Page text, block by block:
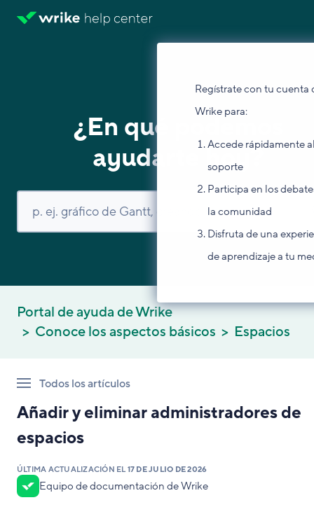
Regístrate con tu cuenta
Wrike para:
Accede rápidamente
soporte
Participa en los
la comunidad
Disfruta de una
de aprendizaje a tu
¿En qué podemos
ayudarte hoy?
Portal de ayuda de Wrike
Conoce los aspectos básicos
Espacios
Todos los artículos
Añadir y eliminar administradores de
espacios
ÚLTIMA ACTUALIZACIÓN EL 17 DE JULIO DE 2026
Equipo de documentación de Wrike